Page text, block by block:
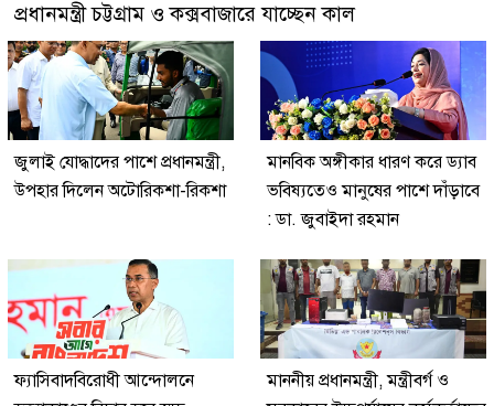
প্রধানমন্ত্রী চট্টগ্রাম ও কক্সবাজারে যাচ্ছেন কাল
জুলাই যোদ্ধাদের পাশে প্রধানমন্ত্রী,
উপহার দিলেন অটোরিকশা-রিকশা
মানবিক অঙ্গীকার ধারণ করে ড্যাব
ভবিষ্যতেও মানুষের পাশে দাঁড়াবে
: ডা. জুবাইদা রহমান
ফ্যাসিবাদবিরোধী আন্দোলনে
মাননীয় প্রধানমন্ত্রী, মন্ত্রীবর্গ ও